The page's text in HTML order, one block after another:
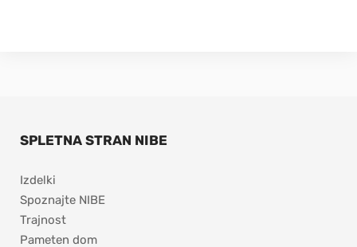
SPLETNA STRAN NIBE
Izdelki
Spoznajte NIBE
Trajnost
Pameten dom